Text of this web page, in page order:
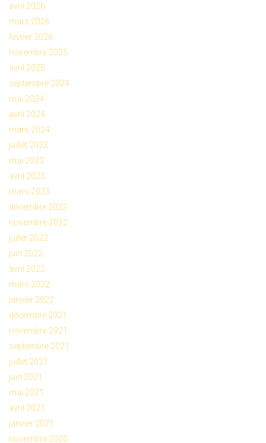
avril 2026
mars 2026
février 2026
novembre 2025
avril 2025
septembre 2024
mai 2024
avril 2024
mars 2024
juillet 2023
mai 2023
avril 2023
mars 2023
décembre 2022
novembre 2022
juillet 2022
juin 2022
avril 2022
mars 2022
janvier 2022
décembre 2021
novembre 2021
septembre 2021
juillet 2021
juin 2021
mai 2021
avril 2021
janvier 2021
novembre 2020